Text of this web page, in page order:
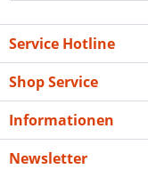
Service Hotline
Shop Service
Informationen
Newsletter